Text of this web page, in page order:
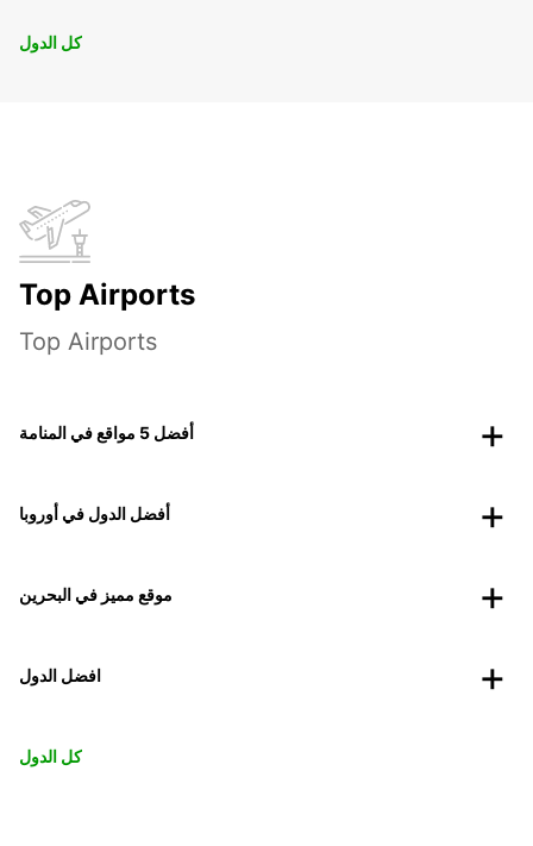
كل الدول
Top Airports
Top Airports
أفضل 5 مواقع في المنامة
أفضل الدول في أوروبا
موقع مميز في البحرين
افضل الدول
كل الدول